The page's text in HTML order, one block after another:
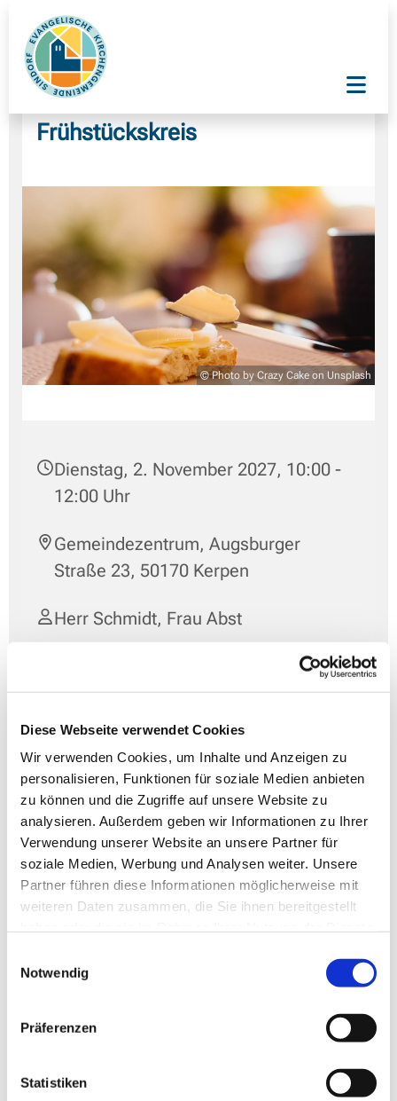
Diese Webseite verwendet Cookies
Wir verwenden Cookies, um Inhalte und Anzeigen zu
personalisieren, Funktionen für soziale Medien anbieten
zu können und die Zugriffe auf unsere Website zu
analysieren. Außerdem geben wir Informationen zu Ihrer
Verwendung unserer Website an unsere Partner für
soziale Medien, Werbung und Analysen weiter. Unsere
Partner führen diese Informationen möglicherweise mit
weiteren Daten zusammen, die Sie ihnen bereitgestellt
Notwendig
Präferenzen
Statistiken
Frühstückskreis
© Photo by Crazy Cake on Unsplash
Dienstag, 2. November 2027, 10:00 -
12:00 Uhr
Gemeindezentrum, Augsburger
Straße 23, 50170 Kerpen
Herr Schmidt, Frau Abst